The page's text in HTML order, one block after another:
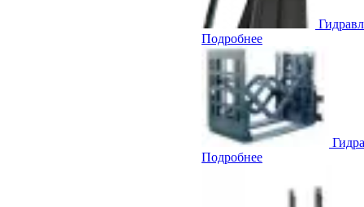
Подробнее
Подробнее